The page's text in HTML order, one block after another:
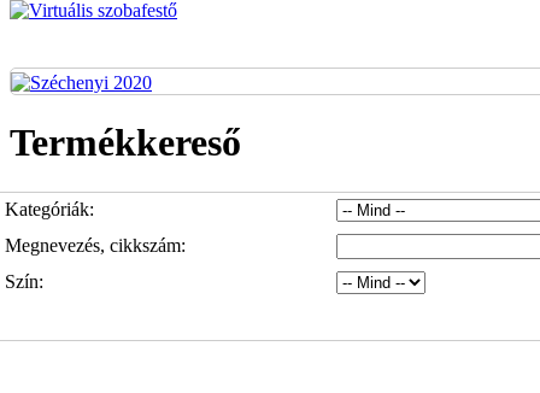
Termékkereső
Kategóriák:
Megnevezés, cikkszám:
Szín: